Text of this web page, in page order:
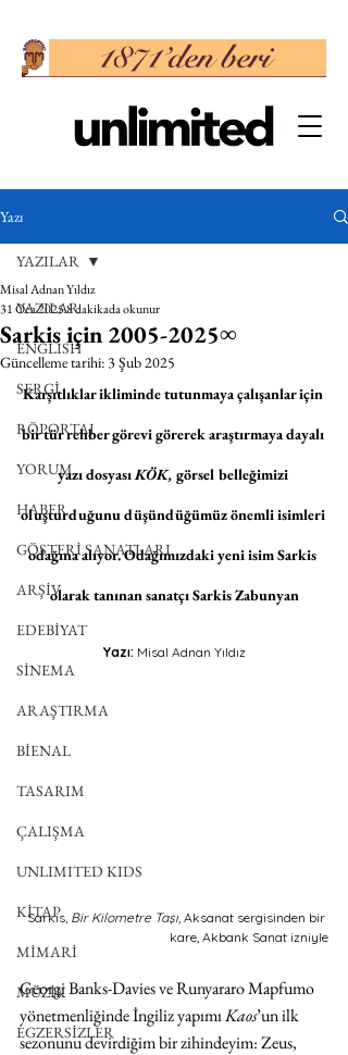
Yazı
YAZILAR
ENGLISH
SERGİ
RÖPORTAJ
YORUM
HABER
GÖSTERİ SANATLARI
ARŞİV
EDEBİYAT
SİNEMA
ARAŞTIRMA
BİENAL
TASARIM
ÇALIŞMA
UNLIMITED KIDS
KİTAP
MİMARİ
MÜZİK
EGZERSİZLER
YAZILAR
Sarkis için 2005-2025∞
Misal Adnan Yıldız
31 Oca 20258 dakikada okunur
Güncelleme tarihi:3 Şub 2025
Karşıtlıklar ikliminde tutunmaya çalışanlar için
bir tür rehber görevi görerek araştırmaya dayalı
yazı dosyası KÖK, görsel belleğimizi
oluşturduğunu düşündüğümüz önemli isimleri
odağına alıyor. Odağımızdaki yeni isim Sarkis
olarak tanınan sanatçı Sarkis Zabunyan
Yazı: Misal Adnan Yıldız
Sarkis, Bir Kilometre Taşı , Aksanat sergisinden bir
kare, Akbank Sanat izniyle
Georgi Banks-Davies ve Runyararo Mapfumo
yönetmenliğinde İngiliz yapımı Kaos’un ilk
sezonunu devirdiğim bir zihindeyim: Zeus,